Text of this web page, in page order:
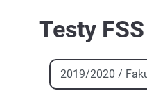
Testy FSS
Kursbereiche